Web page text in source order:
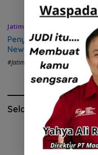
Jatim
Penyegaran Skutik
New Honda BeAT Street
#Jatim Hits
Selamat Hari